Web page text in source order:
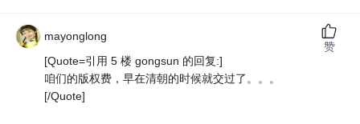
mayonglong
[Quote=引用 5 楼 gongsun 的回复:]
咱们的版权费，早在清朝的时候就交过了。。。
[/Quote]
赞